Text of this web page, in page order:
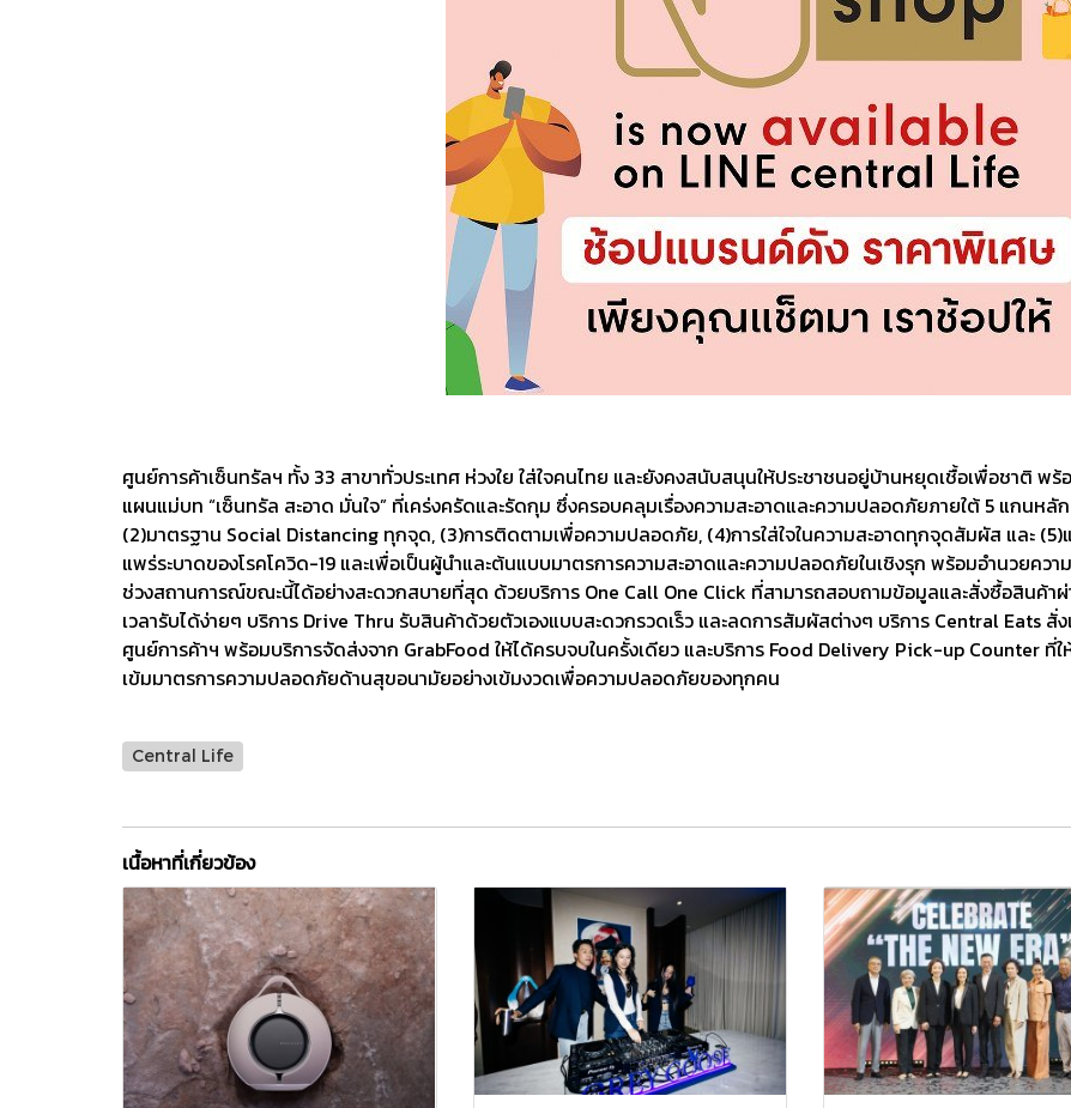
ศูนย์การค้าเซ็นทรัลฯ ทั้ง 33 สาขาทั่วประเทศ ห่วงใย ใส่ใจคนไทย และยังคงสนับสนุนให้ประชาชนอยู่บ้านหยุดเชื้อเพื่อชาติ พ
แผนแม่บท “เซ็นทรัล สะอาด มั่นใจ” ที่เคร่งครัดและรัดกุม ซึ่งครอบคลุมเรื่องความสะอาดและความปลอดภัยภายใต้ 5 แกนหลั
(2)มาตรฐาน Social Distancing ทุกจุด, (3)การติดตามเพื่อความปลอดภัย, (4)การใส่ใจในความสะอาดทุกจุดสัมผัส และ
แพร่ระบาดของโรคโควิด-19 และเพื่อเป็นผู้นำและต้นแบบมาตรการความสะอาดและความปลอดภัยในเชิงรุก พร้อมอำนวยคว
ช่วงสถานการณ์ขณะนี้ได้อย่างสะดวกสบายที่สุด ด้วยบริการ One Call One Click ที่สามารถสอบถามข้อมูลและสั่งซื้อสินค้
เวลารับได้ง่ายๆ บริการ Drive Thru รับสินค้าด้วยตัวเองแบบสะดวกรวดเร็ว และลดการสัมผัสต่างๆ บริการ Central Eats สั่
ศูนย์การค้าฯ พร้อมบริการจัดส่งจาก GrabFood ให้ได้ครบจบในครั้งเดียว และบริการ Food Delivery Pick-up Counter ที่
เข้มมาตรการความปลอดภัยด้านสุขอนามัยอย่างเข้มงวดเพื่อความปลอดภัยของทุกคน
Central Life
เนื้อหาที่เกี่ยวข้อง